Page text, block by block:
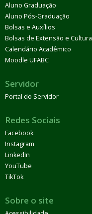
Aluno Graduação
Aluno Pós-Graduação
Bolsas e Auxílios
Bolsas de Extensão e Cultura
Calendário Acadêmico
Moodle UFABC
Servidor
Portal do Servidor
Redes Sociais
Facebook
Instagram
LinkedIn
YouTube
TikTok
Sobre o site